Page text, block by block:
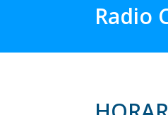
Radio